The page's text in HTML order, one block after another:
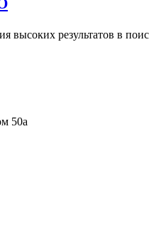
высоких результатов в
50а